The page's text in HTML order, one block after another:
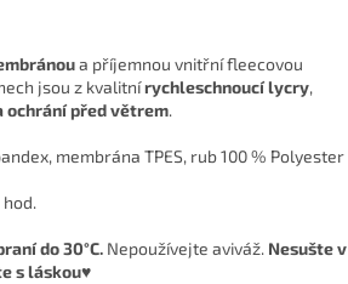
a příjemnou vnitřní fleecovou
jsou z kvalitnírychleschnoucí lycry,
ochrání před větrem.
membrána TPES, rub 100 % Polyester
do 30°C. Nepoužívejte aviváž. Nesušte v
s láskou♥